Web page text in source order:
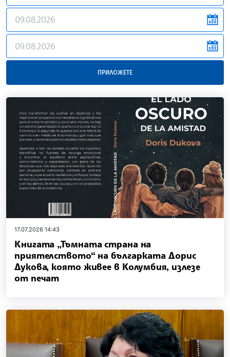
news.filter.from
news.filter.to
ПРИЛОЖЕТЕ
17.07.2026 14:43
Книгата „Тъмната страна на
приятелството“ на българката Дорис
Дукова, която живее в Колумбия, излезе
от печат